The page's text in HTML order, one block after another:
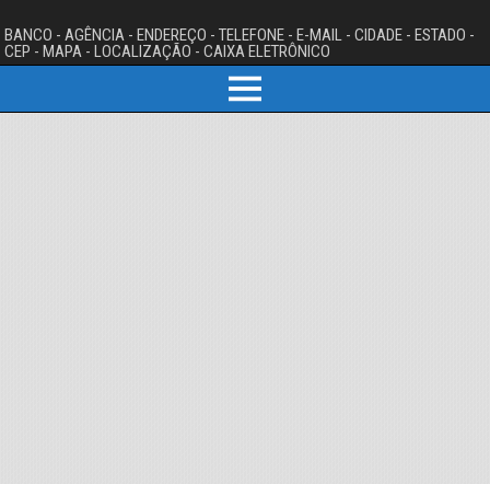
BANCO - AGÊNCIA - ENDEREÇO - TELEFONE - E-MAIL - CIDADE - ESTADO -
CEP - MAPA - LOCALIZAÇÃO - CAIXA ELETRÔNICO